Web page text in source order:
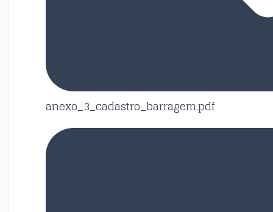
anexo_3_cadastro_barragem.pdf